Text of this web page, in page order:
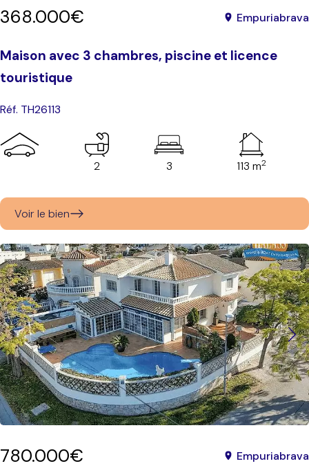
368.000€ Empuriabrava
Maison avec 3 chambres, piscine et licence
touristique
Réf. TH26113
2 3 113 m2
Voir le bien
780.000€ Empuriabrava